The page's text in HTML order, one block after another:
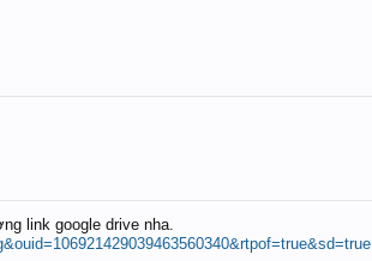
link google drive nha.